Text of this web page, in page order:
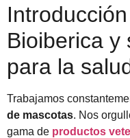
Bioiberica y
para la
Trabajamos
de mascotas. Nos
gama de productos